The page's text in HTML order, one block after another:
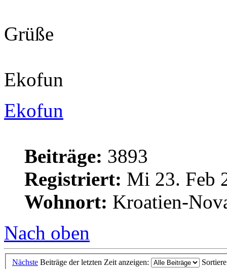
Grüße
Ekofun
Ekofun
Beiträge: 3893
Registriert: Mi 23. Feb
Wohnort: Kroatien-
Nach oben
Nächste Beiträge der letzten Zeit anzeigen: